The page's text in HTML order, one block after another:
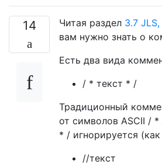
14 Читая раздел 3.7 JLS,
вам нужно знать о
Есть два вида
/ * текст * /
Традиционный
от символов ASCII /
* / игнорируется
//текст